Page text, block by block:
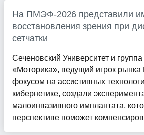
На ПМЭФ-2026 представили
восстановления зрения при
сетчатки
Сеченовский Университет и
«Моторика», ведущий игрок рынка
фокусом на ассистивных
кибернетике, создали
малоинвазивного имплантата,
перспективе поможет